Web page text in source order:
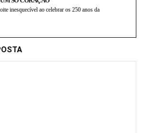
inesquecível ao celebrar os 250 anos da